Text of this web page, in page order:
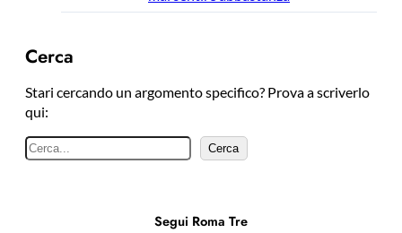
Cerca
Stari cercando un argomento specifico? Prova a scriverlo
qui:
C
e
a
Cerca
Segui Roma Tre